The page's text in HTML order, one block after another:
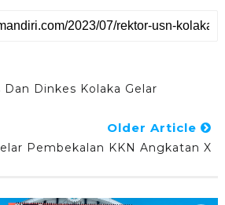
Dinkes Kolaka Gelar
Older Article
Pembekalan KKN Angkatan X